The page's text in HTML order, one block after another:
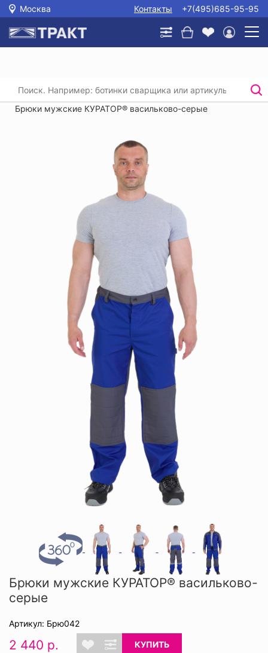
Москва Контакты +7(495)685-95-95
Главная / /
Костюмы (рабочая одежда)
Брюки мужские КУРАТОР® васильково-серые
Брюки мужские КУРАТОР® васильково-
серые
Артикул: Брю042
2 440 р. КУПИТЬ